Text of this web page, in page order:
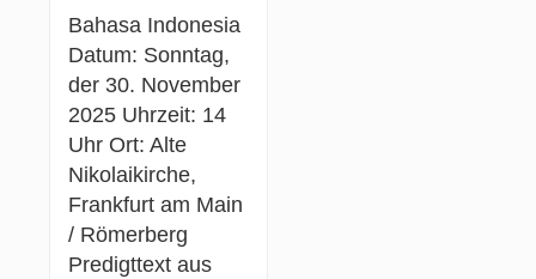
Bahasa Indonesia
Datum: Sonntag,
der 30. November
2025 Uhrzeit: 14
Uhr Ort: Alte
Nikolaikirche,
Frankfurt am Main
/ Römerberg
Predigttext aus